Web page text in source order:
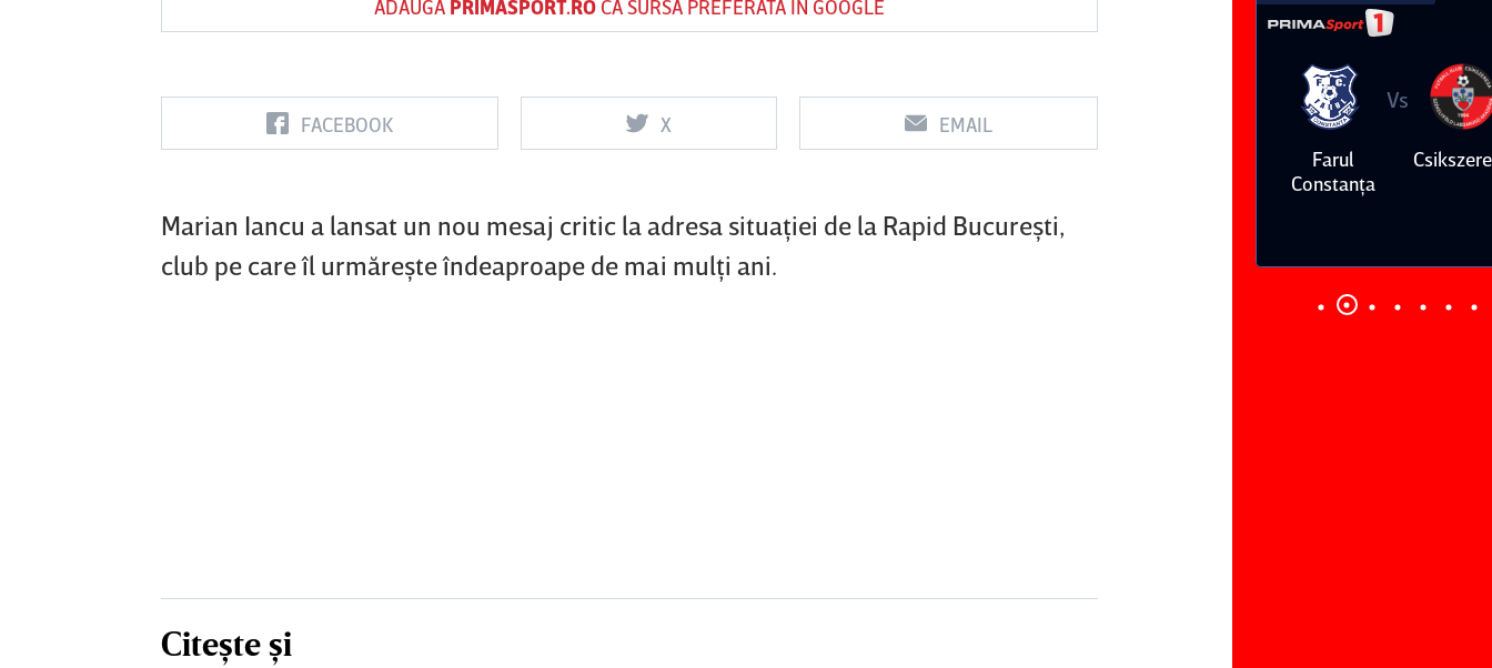
ADAUGĂ PRIMASPORT.ROCA SURSĂ PREFERATĂ ÎN GOOGLE
FACEBOOK X EMAIL
Marian Iancu a lansat un nou mesaj critic la adresa situaţiei de la Rapid Bucureşti,
club pe care îl urmăreşte îndeaproape de mai mulţi ani.
Citește și
Vs Vs
0
Vs
0
Vs
Dinamo
Vs
FC